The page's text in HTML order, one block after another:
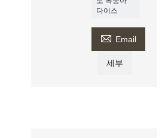
다이스
 Email
세부